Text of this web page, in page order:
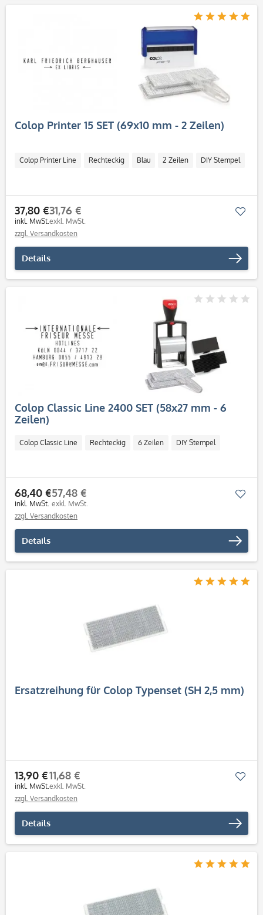
Colop Printer 15 SET (69x10 mm - 2 Zeilen)
Colop Printer Line Rechteckig Blau 2 Zeilen DIY Stempel
37,80 €
inkl. MwSt.
31,76 €
exkl. MwSt.
zzgl. Versandkosten
Details
Colop Classic Line 2400 SET (58x27 mm - 6
Zeilen)
Colop Classic Line Rechteckig 6 Zeilen DIY Stempel
68,40 €
inkl. MwSt.
57,48 €
exkl. MwSt.
zzgl. Versandkosten
Details
Ersatzreihung für Colop Typenset (SH 2,5 mm)
13,90 €
inkl. MwSt.
11,68 €
exkl. MwSt.
zzgl. Versandkosten
Details